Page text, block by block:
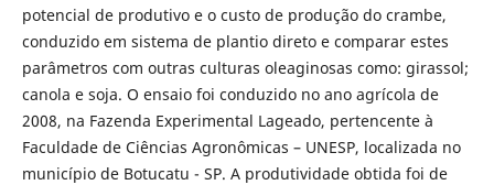
potencial de produtivo e o custo de produção do crambe,
conduzido em sistema de plantio direto e comparar estes
parâmetros com outras culturas oleaginosas como: girassol;
canola e soja. O ensaio foi conduzido no ano agrícola de
2008, na Fazenda Experimental Lageado, pertencente à
Faculdade de Ciências Agronômicas – UNESP, localizada no
município de Botucatu - SP. A produtividade obtida foi de